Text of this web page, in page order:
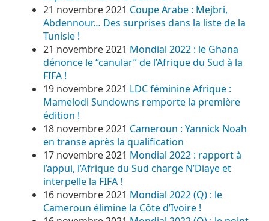
21 novembre 2021 Coupe Arabe : Mejbri,
Abdennour… Des surprises dans la liste de la
Tunisie !
21 novembre 2021 Mondial 2022 : le Ghana
dénonce le “canular” de l’Afrique du Sud à la
FIFA !
19 novembre 2021 LDC féminine Afrique :
Mamelodi Sundowns remporte la première
édition !
18 novembre 2021 Cameroun : Yannick Noah
en transe après la qualification
17 novembre 2021 Mondial 2022 : rapport à
l’appui, l’Afrique du Sud charge N’Diaye et
interpelle la FIFA !
16 novembre 2021 Mondial 2022 (Q) : le
Cameroun élimine la Côte d’Ivoire !